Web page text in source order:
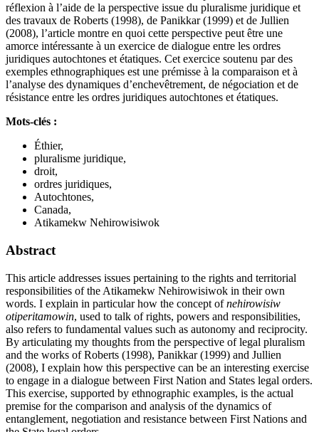
réflexion à l’aide de la perspective issue du pluralisme juridique et
des travaux de Roberts (1998), de Panikkar (1999) et de Jullien
(2008), l’article montre en quoi cette perspective peut être une
amorce intéressante à un exercice de dialogue entre les ordres
juridiques autochtones et étatiques. Cet exercice soutenu par des
exemples ethnographiques est une prémisse à la comparaison et à
l’analyse des dynamiques d’enchevêtrement, de négociation et de
résistance entre les ordres juridiques autochtones et étatiques.
Mots-clés :
Éthier,
pluralisme juridique,
droit,
ordres juridiques,
Autochtones,
Canada,
Atikamekw Nehirowisiwok
Abstract
This article addresses issues pertaining to the rights and territorial
responsibilities of the Atikamekw Nehirowisiwok in their own
words. I explain in particular how the concept ofnehirowisiw
otiperitamowin, used to talk of rights, powers and responsibilities,
also refers to fundamental values such as autonomy and reciprocity.
By articulating my thoughts from the perspective of legal pluralism
and the works of Roberts (1998), Panikkar (1999) and Jullien
(2008), I explain how this perspective can be an interesting exercise
to engage in a dialogue between First Nation and States legal orders.
This exercise, supported by ethnographic examples, is the actual
premise for the comparison and analysis of the dynamics of
entanglement, negotiation and resistance between First Nations and